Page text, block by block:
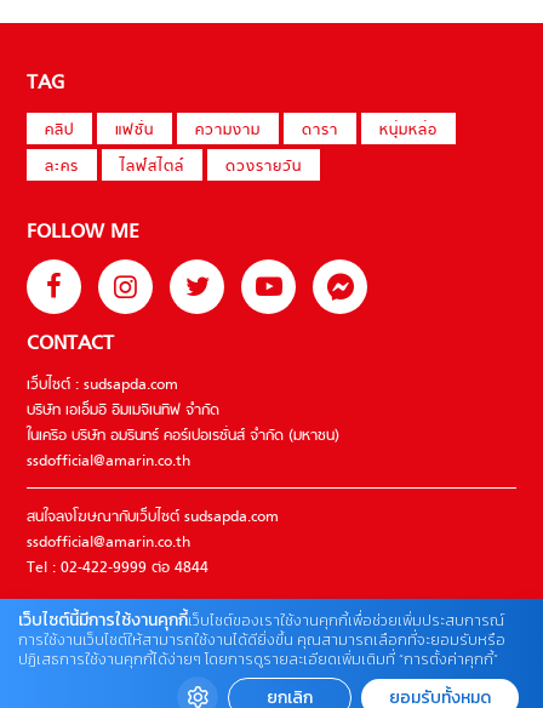
TAG
คลิป แฟชั่น ความงาม ดารา
หนุ่มหล่อ
ละคร
ไลฟ์สไตล์ ดวงรายวัน
FOLLOW ME
CONTACT
เว็บไซต์ : sudsapda.com
บริษัท เอเอ็มอี อิมเมจิเนทีฟ จำกัด
ในเครือ บริษัท อมรินทร์ คอร์เปอเรชั่นส์ จำกัด (มหาชน)
ssdofficial@amarin.co.th
สนใจลงโฆษณากับเว็บไซต์ sudsapda.com
ssdofficial@amarin.co.th
Tel : 02-422-9999 ต่อ 4844
ติดต่อแจ้งปัญหาหรือร้องเรียน
02-422-9999 ต่อ 4180
(จันทร์ – ศุกร์ เวลา 09.00 – 18.00 น)
เว็บไซต์นี้มีการใช้งานคุกกี้เว็บไซต์ของเราใช้งานคุกกี้เพื่อช่วยเพิ่มประสบการณ์
การใช้งานเว็บไซต์ให้สามารถใช้งานได้ดียิ่งขึ้น คุณสามารถเลือกที่จะยอมรับหรือ
ปฏิเสธการใช้งานคุกกี้ได้ง่ายๆ โดยการดูรายละเอียดเพิ่มเติมที่ “การตั้งค่าคุกกี้”
ยกเลิก ยอมรับทั้งหมด